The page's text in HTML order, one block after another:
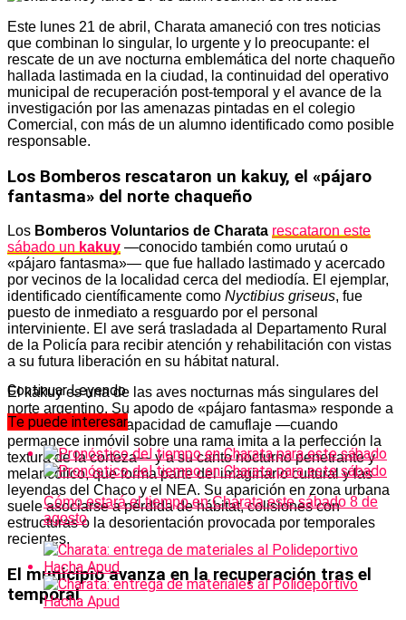
Este lunes 21 de abril, Charata amaneció con tres noticias
que combinan lo singular, lo urgente y lo preocupante: el
rescate de un ave nocturna emblemática del norte chaqueño
hallada lastimada en la ciudad, la continuidad del operativo
municipal de recuperación post-temporal y el avance de la
investigación por las amenazas pintadas en el colegio
Comercial, con más de un alumno identificado como posible
responsable.
Los Bomberos rescataron un kakuy, el «pájaro
fantasma» del norte chaqueño
Los Bomberos Voluntarios de Charata rescataron este
sábado unkakuy —conocido también como urutaú o
«pájaro fantasma»— que fue hallado lastimado y acercado
por vecinos de la localidad cerca del mediodía. El ejemplar,
identificado científicamente como Nyctibius griseus, fue
puesto de inmediato a resguardo por el personal
interviniente. El ave será trasladada al Departamento Rural
de la Policía para recibir atención y rehabilitación con vistas
a su futura liberación en su hábitat natural.
El kakuy es una de las aves nocturnas más singulares del
norte argentino. Su apodo de «pájaro fantasma» responde a
su extraordinaria capacidad de camuflaje —cuando
permanece inmóvil sobre una rama imita a la perfección la
textura de la corteza— y a su canto nocturno penetrante y
melancólico, que forma parte del imaginario cultural y las
leyendas del Chaco y el NEA. Su aparición en zona urbana
suele asociarse a pérdida de hábitat, colisiones con
estructuras o la desorientación provocada por temporales
recientes.
El municipio avanza en la recuperación tras el
temporal
Continuar Leyendo
Te puede interesar
Cómo estará el tiempo en Charata este sábado 8 de
agosto